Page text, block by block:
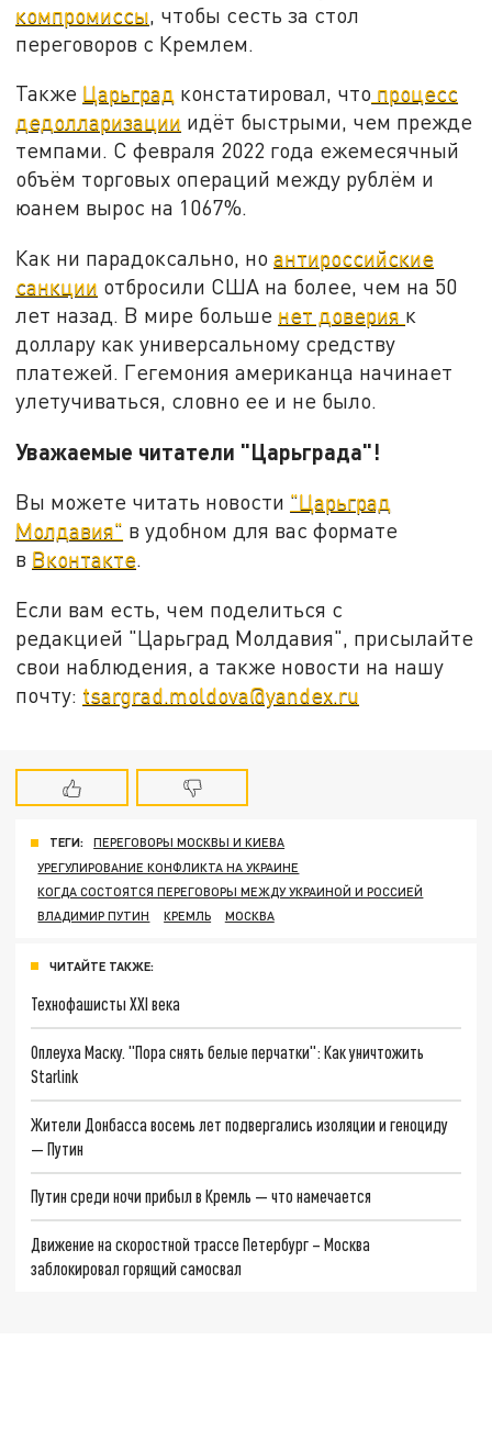
компромиссы , чтобы сесть за стол
переговоров с Кремлем.
Также Царьград констатировал, что процесс
дедолларизации идёт быстрыми, чем прежде
темпами. С февраля 2022 года ежемесячный
объём торговых операций между рублём и
юанем вырос на 1067%.
Как ни парадоксально, ноантироссийские
санкции отбросили США на более, чем на 50
лет назад. В мире больше нет доверия к
доллару как универсальному средству
платежей. Гегемония американца начинает
улетучиваться, словно ее и не было.
Уважаемые читатели "Царьграда"!
Вы можете читать новости "Царьград
Молдавия" в удобном для вас формате
в Вконтакте.
Если вам есть, чем поделиться с
редакцией "Царьград Молдавия", присылайте
свои наблюдения, а также новости на нашу
почту: tsargrad.moldova@yandex.ru
ТЕГИ:
ПЕРЕГОВОРЫ МОСКВЫ И КИЕВА
УРЕГУЛИРОВАНИЕ КОНФЛИКТА НА УКРАИНЕ
КОГДА СОСТОЯТСЯ ПЕРЕГОВОРЫ МЕЖДУ УКРАИНОЙ И РОССИЕЙ
ВЛАДИМИР ПУТИН
КРЕМЛЬ МОСКВА
ЧИТАЙТЕ ТАКЖЕ:
Технофашисты XXI века
Оплеуха Маску. "Пора снять белые перчатки": Как уничтожить
Starlink
Жители Донбасса восемь лет подвергались изоляции и геноциду
— Путин
Путин среди ночи прибыл в Кремль — что намечается
Движение на скоростной трассе Петербург – Москва
заблокировал горящий самосвал